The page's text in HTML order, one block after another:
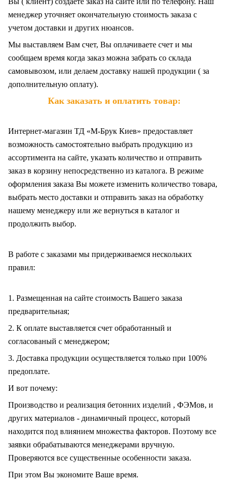
менеджер уточняет окончательную стоимость заказа с
учетом доставки и других нюансов.
Мы выставляем Вам счет, Вы оплачиваете счет и мы
сообщаем время когда заказ можна забрать со склада
самовывозом, или делаем доставку нашей продукции ( за
дополнительную оплату).
Как заказать и оплатить товар:
Интернет-магазин ТД «М-Брук Киев» предоставляет
возможность самостоятельно выбрать продукцию из
ассортимента на сайте, указать количество и отправить
заказ в корзину непосредственно из каталога. В режиме
оформления заказа Вы можете изменить количество товара,
выбрать место доставки и отправить заказ на обработку
нашему менеджеру или же вернуться в каталог и
продолжить выбор.
В работе с заказами мы придерживаемся нескольких
правил:
1. Размещенная на сайте стоимость Вашего заказа
предварительная;
2. К оплате выставляется счет обработанный и
согласованый с менеджером;
3. Доставка продукции осуществляется только при 100%
предоплате.
И вот почему:
Производство и реализация бетонних изделий , ФЭМов, и
других материалов - динамичный процесс, который
находится под влиянием множества факторов. Поэтому все
заявки обрабатываются менеджерами вручную.
Проверяются все существенные особенности заказа.
При этом Вы экономите Ваше время.